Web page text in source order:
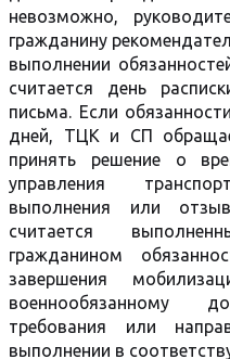
невозможно,
гражданину
выполнении
считается день
письма. Если
дней, ТЦК и СП
принять решение о
управления
выполнения или
считается
гражданином
завершения
военнообязанному
требования или
выполнении в